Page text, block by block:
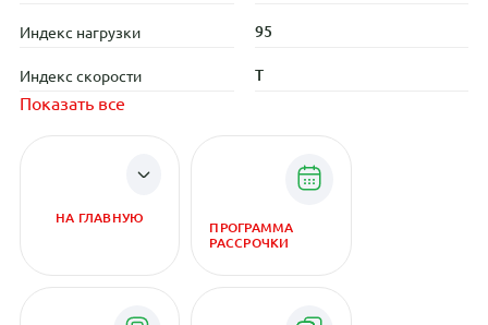
Индекс нагрузки 95
Индекс скорости T
Показать все
НА ГЛАВНУЮ
ПРОГРАММА
РАССРОЧКИ